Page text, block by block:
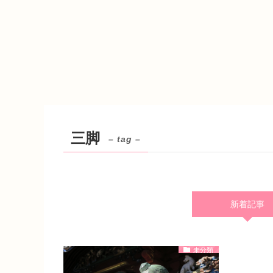
三脚 – tag –
新着記事
未分類